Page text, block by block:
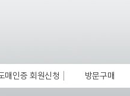
매인증 회원신청 방문구매